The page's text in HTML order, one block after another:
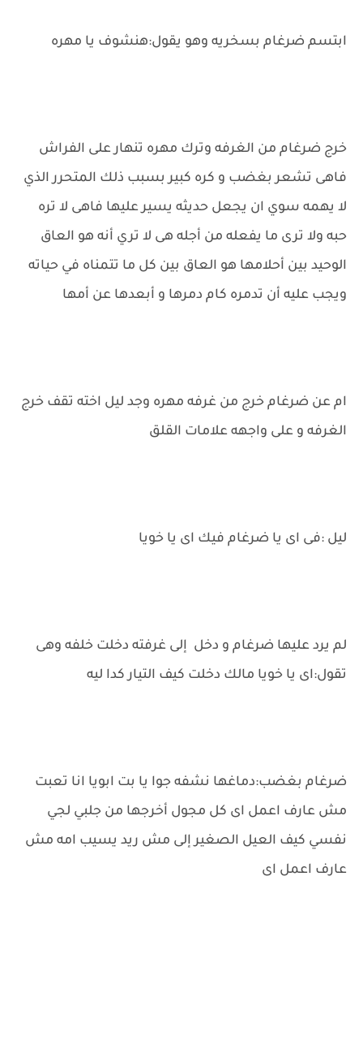
ابتسم ضرغام بسخريه وهو يقول:هنشوف يا مهره
خرج ضرغام من الغرفه وترك مهره تنهار على الفراش
فاهى تشعر بغضب و كره كبير بسبب ذلك المتحرر الذي
لا يهمه سوي ان يجعل حديثه يسير عليها فاهى لا تره
حبه ولا ترى ما يفعله من أجله هى لا تري أنه هو العاق
الوحيد بين أحلامها هو العاق بين كل ما تتمناه في حياته
ويجب عليه أن تدمره كام دمرها و أبعدها عن أمها
ام عن ضرغام خرج من غرفه مهره وجد ليل اخته تقف خرج
الغرفه و على واجهه علامات القلق
ليل :فى اى يا ضرغام فيك اى يا خويا
لم يرد عليها ضرغام و دخل إلى غرفته دخلت خلفه وهى
تقول:اى يا خويا مالك دخلت كيف التيار كدا ليه
ضرغام بغضب:دماغها نشفه جوا يا بت ابويا انا تعبت
مش عارف اعمل اى كل مجول أخرجها من جلبي لجي
نفسي كيف العيل الصغير إلى مش ريد يسيب امه مش
عارف اعمل اى